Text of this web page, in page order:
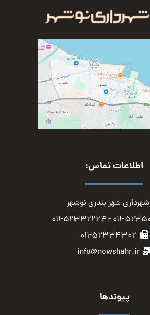
اطلاعات تماس:
شهرداری شهر بندری نوشهر
- ۰۱۱-۵۲۳۳۲۲۲۴
۰۱۱-۵۲۳۳۴۳۰۲
info@nowshahr.ir
پیوندها